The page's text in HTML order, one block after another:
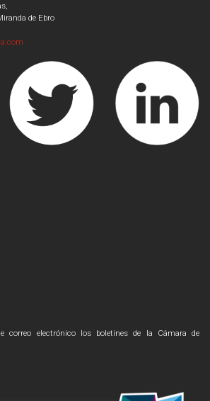
de Ebro
correo electrónico los boletines de la Cámara de